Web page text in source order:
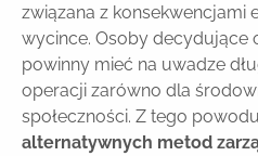
związana z konsekwencjami
wycince. Osoby decydujące
powinny mieć na uwadze
operacji zarówno dla
społeczności. Z tego powodu
alternatywnych metod